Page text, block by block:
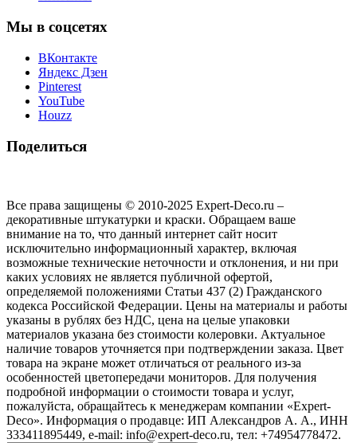
Мы в соцсетях
ВКонтакте
Яндекс Дзен
Pinterest
YouTube
Houzz
Поделиться
Все права защищены © 2010-2025 Expert-Deco.ru –
декоративные штукатурки и краски. Обращаем ваше
внимание на то, что данный интернет сайт носит
исключительно информационный характер, включая
возможные технические неточности и отклонения, и ни при
каких условиях не является публичной офертой,
определяемой положениями Статьи 437 (2) Гражданского
кодекса Российской Федерации. Цены на материалы и работы
указаны в рублях без НДС, цена на целые упаковки
материалов указана без стоимости колеровки. Актуальное
наличие товаров уточняется при подтверждении заказа. Цвет
товара на экране может отличаться от реального из‑за
особенностей цветопередачи мониторов. Для получения
подробной информации о стоимости товара и услуг,
пожалуйста, обращайтесь к менеджерам компании «Expert-
Deco». Информация о продавце: ИП Александров А. А., ИНН
333411895449, e-mail: info@expert-deco.ru, тел: +74954778472.